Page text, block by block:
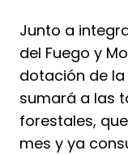
Junto a
del Fuego y
dotación de la
sumará a las
forestales,
mes y ya